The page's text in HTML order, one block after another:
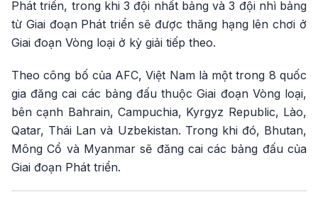
Phát triển, trong khi 3 đội nhất bảng và 3 đội nhì bảng
từ Giai đoạn Phát triển sẽ được thăng hạng lên chơi ở
Giai đoạn Vòng loại ở kỳ giải tiếp theo.
Theo công bố của AFC, Việt Nam là một trong 8 quốc
gia đăng cai các bảng đấu thuộc Giai đoạn Vòng loại,
bên cạnh Bahrain, Campuchia, Kyrgyz Republic, Lào,
Qatar, Thái Lan và Uzbekistan. Trong khi đó, Bhutan,
Mông Cổ và Myanmar sẽ đăng cai các bảng đấu của
Giai đoạn Phát triển.